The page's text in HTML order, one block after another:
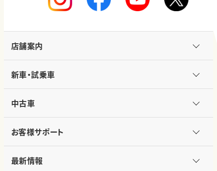
店舗案内
新車・試乗車
中古車
お客様サポート
最新情報